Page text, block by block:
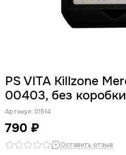
PS VITA Killzone
00403, без коробки
Артикул: 01514
790 ₽
Оставить отзыв